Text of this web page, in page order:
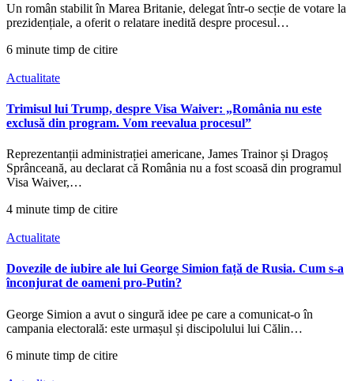
Un român stabilit în Marea Britanie, delegat într-o secție de votare la
prezidențiale, a oferit o relatare inedită despre procesul…
6 minute timp de citire
Actualitate
Trimisul lui Trump, despre Visa Waiver: „România nu este
exclusă din program. Vom reevalua procesul”
Reprezentanții administrației americane, James Trainor și Dragoș
Sprânceană, au declarat că România nu a fost scoasă din programul
Visa Waiver,…
4 minute timp de citire
Actualitate
Dovezile de iubire ale lui George Simion față de Rusia. Cum s-a
înconjurat de oameni pro-Putin?
George Simion a avut o singură idee pe care a comunicat-o în
campania electorală: este urmașul și discipolului lui Călin…
6 minute timp de citire